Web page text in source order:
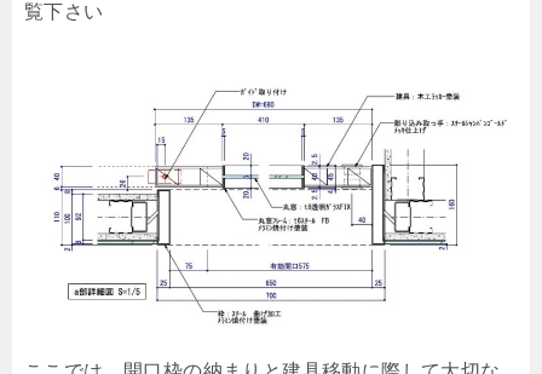
覧下さい